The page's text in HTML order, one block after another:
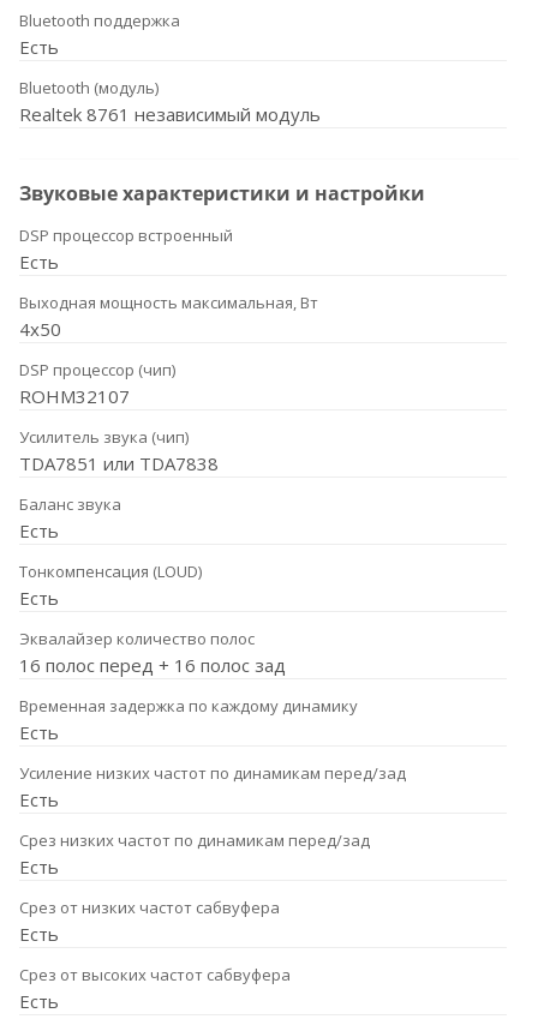
Bluetooth поддержка
Есть
Bluetooth (модуль)
Realtek 8761 независимый модуль
Звуковые характеристики и настройки
DSP процессор встроенный
Есть
Выходная мощность максимальная, Вт
4x50
DSP процессор (чип)
ROHM32107
Усилитель звука (чип)
TDA7851 или TDA7838
Баланс звука
Есть
Тонкомпенсация (LOUD)
Есть
Эквалайзер количество полос
16 полос перед + 16 полос зад
Временная задержка по каждому динамику
Есть
Усиление низких частот по динамикам перед/зад
Есть
Срез низких частот по динамикам перед/зад
Есть
Срез от низких частот сабвуфера
Есть
Срез от высоких частот сабвуфера
Есть